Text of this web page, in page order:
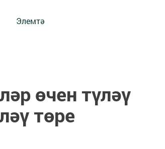
Элемтә
өчен түләү
төре